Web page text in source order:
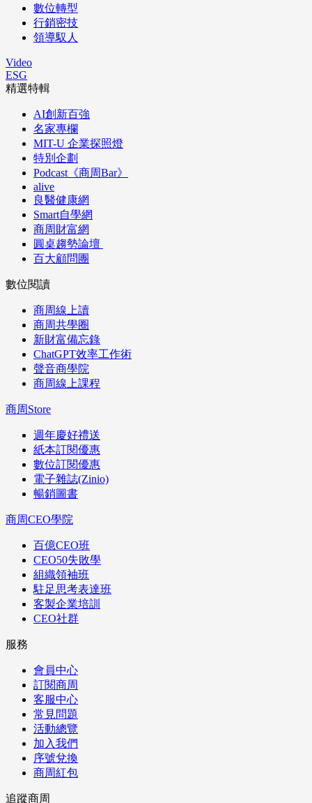
數位轉型
行銷密技
領導馭人
Video
ESG
精選特輯
AI創新百強
名家專欄
MIT-U 企業探照燈
特別企劃
Podcast《商周Bar》
alive
良醫健康網
Smart自學網
商周財富網
圓桌趨勢論壇
百大顧問團
數位閱讀
商周線上讀
商周共學圈
新財富備忘錄
ChatGPT效率工作術
聲音商學院
商周線上課程
商周Store
週年慶好禮送
紙本訂閱優惠
數位訂閱優惠
電子雜誌(Zinio)
暢銷圖書
商周CEO學院
百億CEO班
CEO50失敗學
組織領袖班
駐足思考表達班
客製企業培訓
CEO社群
服務
會員中心
訂閱商周
客服中心
常見問題
活動總覽
加入我們
序號兌換
商周紅包
追蹤商周